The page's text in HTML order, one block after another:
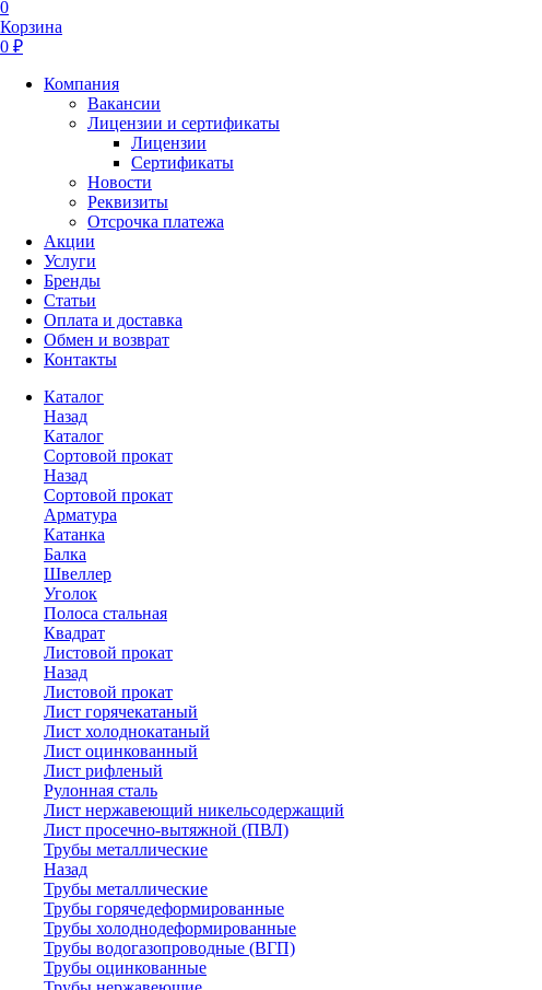
0
Корзина
0 ₽
Компания
Вакансии
Лицензии и сертификаты
Лицензии
Сертификаты
Новости
Реквизиты
Отсрочка платежа
Акции
Услуги
Бренды
Статьи
Оплата и доставка
Обмен и возврат
Контакты
Каталог
Назад
Каталог
Сортовой прокат
Назад
Сортовой прокат
Арматура
Катанка
Балка
Швеллер
Уголок
Полоса стальная
Квадрат
Листовой прокат
Назад
Листовой прокат
Лист горячекатаный
Лист холоднокатаный
Лист оцинкованный
Лист рифленый
Рулонная сталь
Лист нержавеющий никельсодержащий
Лист просечно-вытяжной (ПВЛ)
Трубы металлические
Назад
Трубы металлические
Трубы горячедеформированные
Трубы холоднодеформированные
Трубы водогазопроводные (ВГП)
Трубы оцинкованные